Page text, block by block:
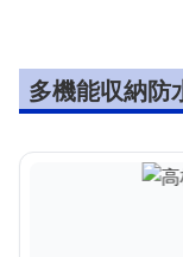
多機能収納防